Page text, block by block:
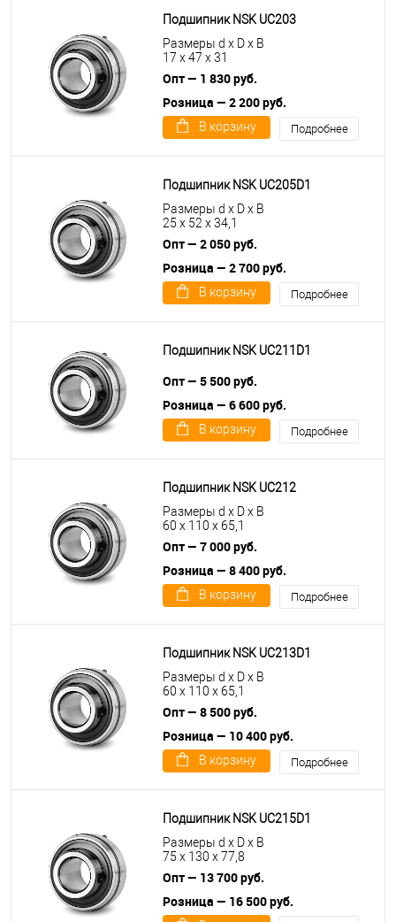
Подшипник NSK UC203
Размеры d x D x B
17 x 47 x 31
Опт — 1 830 руб.
Розница — 2 200 руб.
В корзину Подробнее
Подшипник NSK UC205D1
Размеры d x D x B
25 x 52 x 34,1
Опт — 2 050 руб.
Розница — 2 700 руб.
В корзину Подробнее
Подшипник NSK UC211D1
Опт — 5 500 руб.
Розница — 6 600 руб.
В корзину Подробнее
Подшипник NSK UC212
Размеры d x D x B
60 x 110 x 65,1
Опт — 7 000 руб.
Розница — 8 400 руб.
В корзину Подробнее
Подшипник NSK UC213D1
Размеры d x D x B
60 x 110 x 65,1
Опт — 8 500 руб.
Розница — 10 400 руб.
В корзину Подробнее
Подшипник NSK UC215D1
Размеры d x D x B
75 x 130 x 77,8
Опт — 13 700 руб.
Розница — 16 500 руб.